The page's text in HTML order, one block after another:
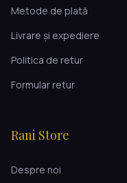
Metode de plată
Livrare și expediere
Politica de retur
Formular retur
Rani Store
Despre noi